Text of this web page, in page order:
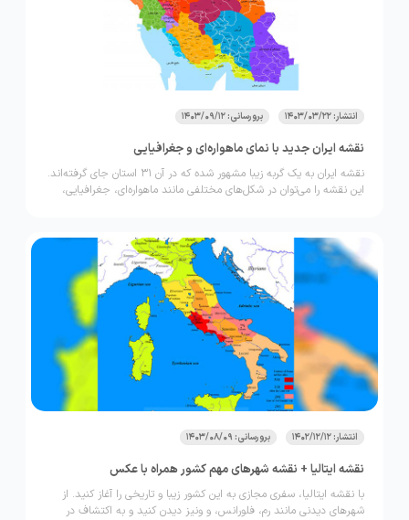
انتشار: 1403/03/22 برورسانی: 1403/09/12
نقشه ایران جدید با نمای ماهواره‌ای و جغرافیایی
نقشه ایران به یک گربه زیبا مشهور شده که در آن 31 استان جای گرفته‌اند.
این نقشه را می‌توان در شکل‌های مختلفی مانند ماهواره‌ای، جغرافیایی،
مشاهده کنیم. اگر شما هم علاقه‌مند به کسب اطلاعات بیشتر در این
زمینه هستید؛ با ما تا انتهای این مطلب از وب‌سایت لحظه آخر با ما همراه
باشید.
انتشار: 1402/12/12 برورسانی: 1403/08/09
نقشه ایتالیا + نقشه شهرهای مهم کشور همراه با عکس
با نقشه ایتالیا، سفری مجازی به این کشور زیبا و تاریخی را آغاز کنید. از
شهرهای دیدنی مانند رم، فلورانس، و ونیز دیدن کنید و به اکتشاف در